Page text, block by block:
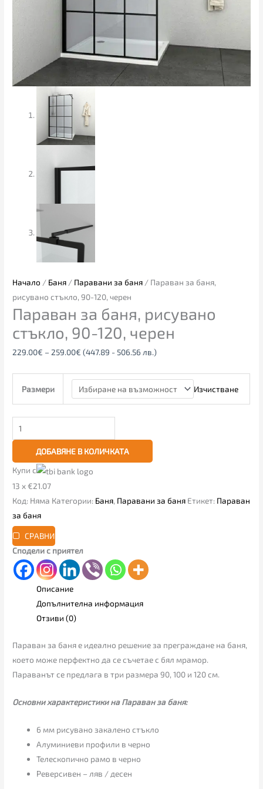
Начало / Баня / Паравани за баня / Параван за баня,
рисувано стъкло, 90-120, черен
Параван за баня, рисувано
стъкло, 90-120, черен
229.00€ – 259.00€ (447.89 - 506.56 лв.)
Размери Изчистване
ДОБАВЯНЕ В КОЛИЧКАТА
Купи с
13 x €21.07
Код: Няма Категории: Баня, Паравани за баня Етикет: Параван
за баня
СРАВНИ
Сподели с приятел
Описание
Допълнителна информация
Отзиви (0)
Параван за баня е идеално решение за преграждане на баня,
което може перфектно да се съчетае с бял мрамор.
Параванът се предлага в три размера 90, 100 и 120 см.
Основни характеристики на Параван за баня:
6 мм рисувано закалено стъкло
Алуминиеви профили в черно
Телескопично рамо в черно
Реверсивен – ляв / десен